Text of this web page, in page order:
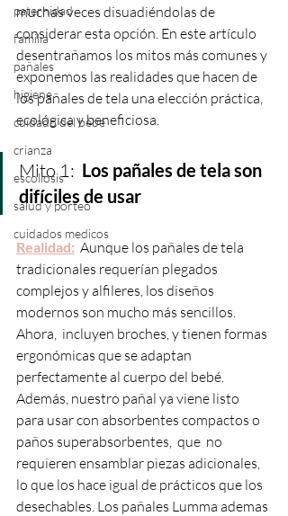
paternidad
familia
pañales
higiene
cuidado del bebé
crianza
escoliosis
salud y porteo
cuidados medicos
muchas veces disuadiéndolas de
considerar esta opción. En este artículo
desentrañamos los mitos más comunes y
exponemos las realidades que hacen de
los pañales de tela una elección práctica,
ecológica y beneficiosa.
Mito 1: Los pañales de tela son
difíciles de usar
Realidad:
  Aunque los pañales de tela
tradicionales requerían plegados
complejos y alfileres, los diseños
modernos son mucho más sencillos.
Ahora,  incluyen broches, y tienen formas
ergonómicas que se adaptan
perfectamente al cuerpo del bebé.
Además, nuestro pañal ya viene listo
para usar con absorbentes compactos o
paños superabsorbentes,  que  no
requieren ensamblar piezas adicionales,
lo que los hace igual de prácticos que los
desechables. Los pañales Lumma ademas